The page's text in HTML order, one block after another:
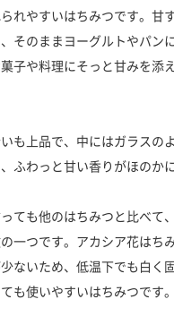
れやすいはちみつです。甘
そのままヨーグルトやパン
子や料理にそっと甘みを添
も上品で、中にはガラスの
ふわっと甘い香りがほのか
ても他のはちみつと比べて
一つです。アカシア花はち
ないため、低温下でも白く
も使いやすいはちみつです。